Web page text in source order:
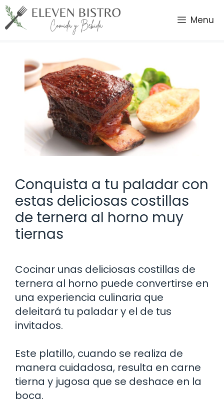
Saltar
al
contenido
Menu
Conquista a tu paladar con
estas deliciosas costillas
de ternera al horno muy
tiernas
Cocinar unas deliciosas costillas de
ternera al horno puede convertirse en
una experiencia culinaria que
deleitará tu paladar y el de tus
invitados.
Este platillo, cuando se realiza de
manera cuidadosa, resulta en carne
tierna y jugosa que se deshace en la
boca.